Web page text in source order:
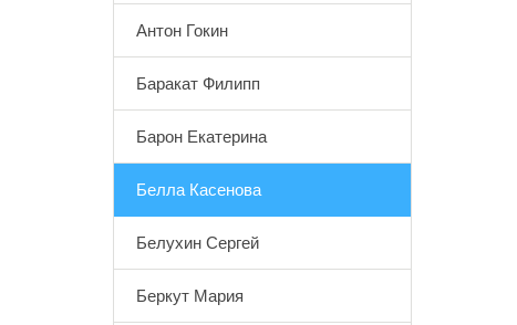
Антон Гокин
Баракат Филипп
Барон Екатерина
Белла Касенова
Белухин Сергей
Беркут Мария